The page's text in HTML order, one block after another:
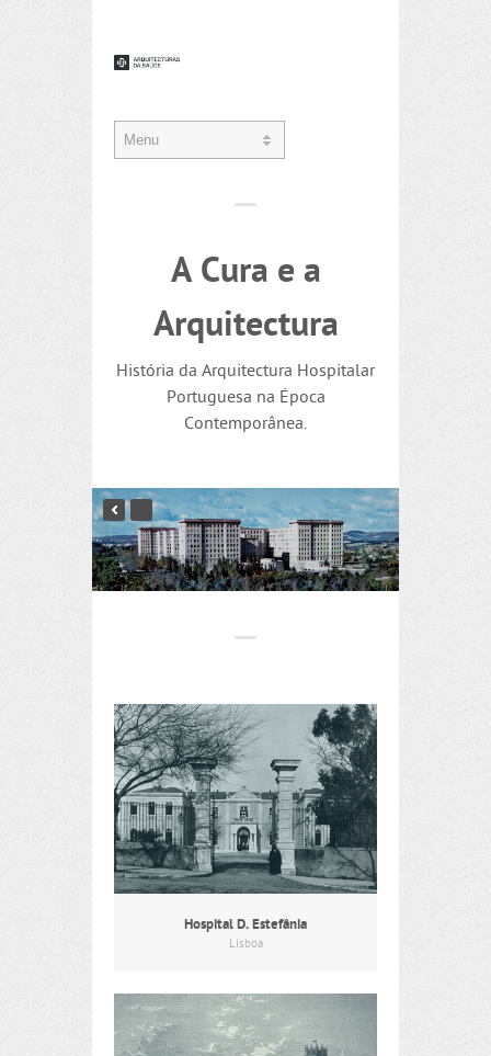
A Cura e a
Arquitectura
História da Arquitectura Hospitalar
Portuguesa na Época
Contemporânea.
Hospital D. Estefânia
Lisboa